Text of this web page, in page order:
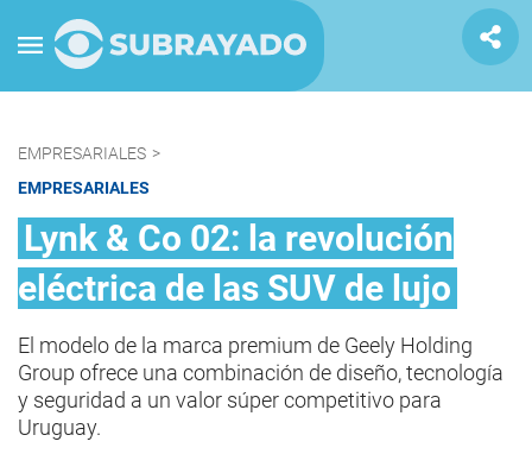
EMPRESARIALES >
EMPRESARIALES
Lynk & Co 02: la revolución
eléctrica de las SUV de lujo
El modelo de la marca premium de Geely Holding
Group ofrece una combinación de diseño, tecnología
y seguridad a un valor súper competitivo para
Uruguay.